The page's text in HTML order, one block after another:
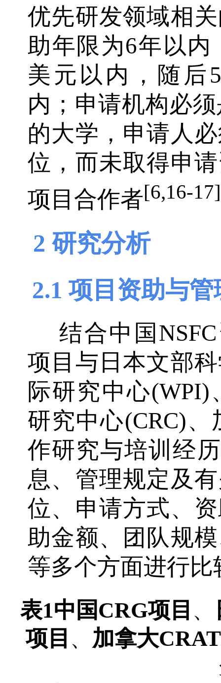
优先研发领域相
助年限为6年以内
美元以内，随后
内；申请机构必
的大学，申请人
位，而未取得申
项目合作者[6,16-17]
2 研究分析
2.1 项目资助与
结合中国
项目与日本文部
际研究中心
研究中心(CRC)、
作研究与培训经
息、管理规定及
位、申请方式、
助金额、团队规
等多个方面进行
表1中国CRG项目 、
项目 、 加拿大